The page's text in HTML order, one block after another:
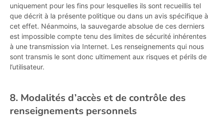
uniquement pour les fins pour lesquelles ils sont recueillis tel
que décrit à la présente politique ou dans un avis spécifique à
cet effet. Néanmoins, la sauvegarde absolue de ces derniers
est impossible compte tenu des limites de sécurité inhérentes
à une transmission via Internet. Les renseignements qui nous
sont transmis le sont donc ultimement aux risques et périls de
l’utilisateur.
8. Modalités d’accès et de contrôle des
renseignements personnels